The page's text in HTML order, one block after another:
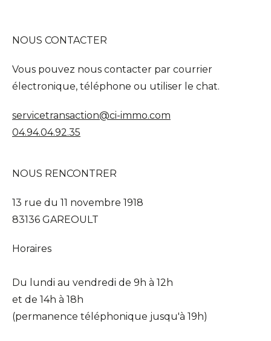
NOUS CONTACTER
Vous pouvez nous contacter par courrier
électronique, téléphone ou utiliser le chat.
servicetransaction@ci-immo.com
04.94.04.92.35
NOUS RENCONTRER
13 rue du 11 novembre 1918
83136 GAREOULT
Horaires
Du lundi au vendredi de 9h à 12h
et de 14h à 18h
(permanence téléphonique jusqu'à 19h)